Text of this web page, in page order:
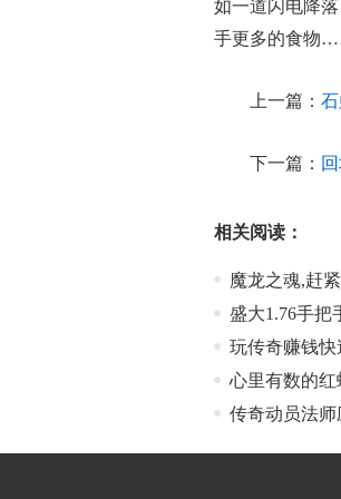
如一道闪电降
手更多的食物
上一篇：
下一篇：
相关阅读：
魔龙之魂,赶
盛大1.76手把
玩传奇赚钱
心里有数的
传奇动员法